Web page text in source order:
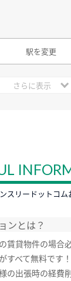
駅を変更
さらに表示
スリードットコム
ンとは？
賃貸物件の場合
すべて無料です！
の出張時の経費